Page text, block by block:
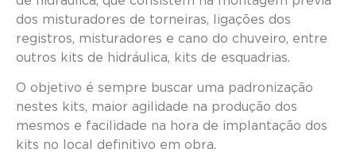
dos misturadores de torneiras, ligações dos
registros, misturadores e cano do chuveiro, entre
outros kits de hidráulica, kits de esquadrias.
O objetivo é sempre buscar uma padronização
nestes kits, maior agilidade na produção dos
mesmos e facilidade na hora de implantação dos
kits no local definitivo em obra.